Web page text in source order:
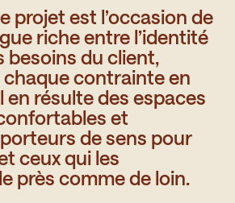
projet est l’occasion de
riche entre l’identité
besoins du client,
contrainte en
résulte des espaces
et
de sens pour
ceux qui les
près comme de loin.